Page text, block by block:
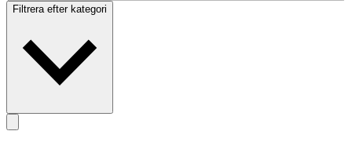
Filtrera efter kategori